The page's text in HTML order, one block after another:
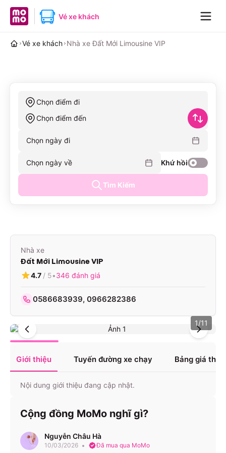
MoMo home pageVé xe khách
Vé xe khách Nhà xe Đất Mới Limousine VIP
Chọn điểm đi
Chọn điểm đến
Chọn ngày đi
Khứ hồi
Chọn ngày về
Tìm Kiếm
Nhà xe
Đất Mới Limousine VIP
4.7 / 5•346 đánh giá
0586683939, 0966282386
1/11
Giới thiệu Tuyến đường xe chạy Bảng giá
Nội dung giới thiệu đang cập nhật.
Cộng đồng MoMo nghĩ gì?
Nguyễn Châu Hà
10/03/2026 Đã mua qua MoMo